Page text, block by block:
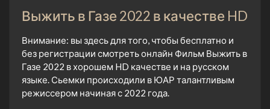
Выжить в Газе 2022 в качестве HD
Внимание: вы здесь для того, чтобы бесплатно и
без регистрации смотреть онлайн Фильм Выжить в
Газе 2022 в хорошем HD качестве и на русском
языке. Сьемки происходили в ЮАР талантливым
режиссером начиная с 2022 года.